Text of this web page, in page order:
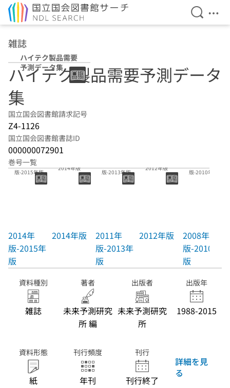
検索を
メ
雑誌
ハイテク製品需要
予測データ集
ハイテク製品需要予測データ
集
国立国会図書館請求記号
Z4-1126
国立国会図書館書誌ID
000000072901
巻号一覧
2014年
版-2015年版
2014年
版-2015年
版
2014年版
2014年版
版-2013年版
2011年
版-2013年
版
2012年版
2012年版
版-2010年版
2008年
版-2010年
版
資料種別
雑誌
著者
未来予測研究
所 編
出版者
未来予測研究
所
出版年
1988-2015
資料形態
紙
刊行頻度
年刊
刊行
刊行終了
詳細を見
る